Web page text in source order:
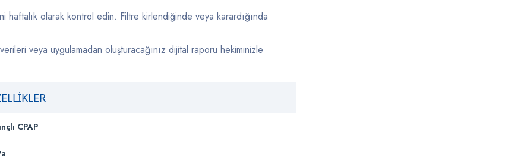
haftalık olarak kontrol edin. Filtre kirlendiğinde veya karardığında
veya uygulamadan oluşturacağınız dijital raporu hekiminizle
CPAP